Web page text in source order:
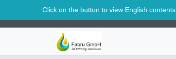
Click on the button to view English contents.
Svizzera